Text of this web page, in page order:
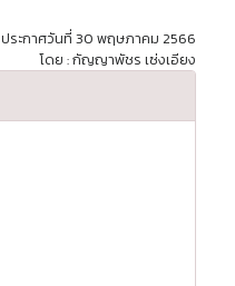
ประกาศวันที่ 30 พฤษภาคม 2566
โดย : กัญญาพัชร เซ่งเอียง